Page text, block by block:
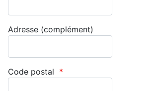
Adresse (complément)
Code postal *